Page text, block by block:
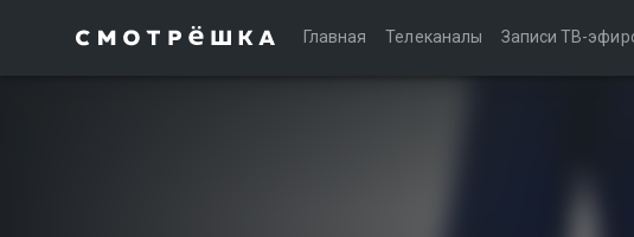
Главная Телеканалы Записи ТВ-